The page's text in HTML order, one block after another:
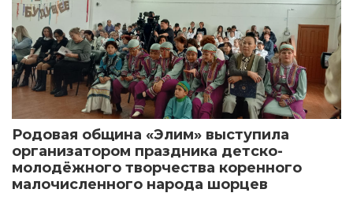
Родовая община «Элим» выступила
организатором праздника детско-
молодёжного творчества коренного
малочисленного народа шорцев